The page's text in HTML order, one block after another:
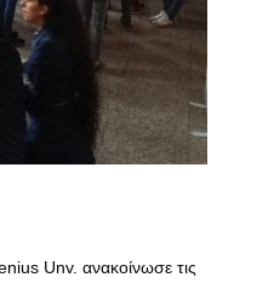
Unv. ανακοίνωσε τις